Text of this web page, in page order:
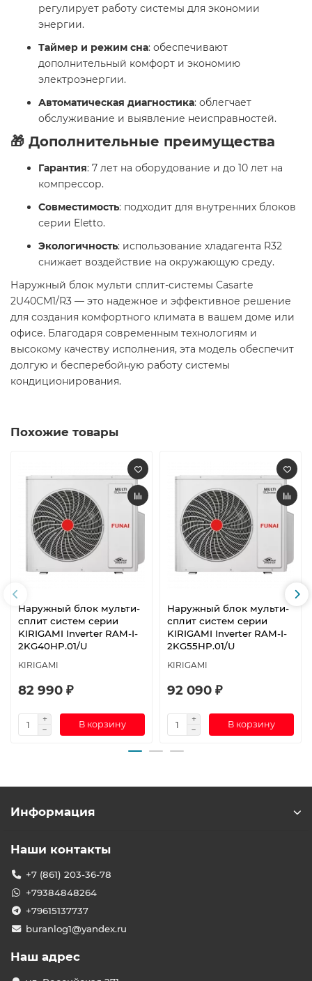
регулирует работу системы для экономии
энергии.
Таймер и режим сна: обеспечивают
дополнительный комфорт и экономию
электроэнергии.
Автоматическая диагностика: облегчает
обслуживание и выявление неисправностей.
🎁 Дополнительные преимущества
Гарантия: 7 лет на оборудование и до 10 лет на
компрессор.
Совместимость: подходит для внутренних блоков
серии Eletto.
Экологичность: использование хладагента R32
снижает воздействие на окружающую среду.
Наружный блок мульти сплит-системы Casarte
2U40CM1/R3 — это надежное и эффективное решение
для создания комфортного климата в вашем доме или
офисе. Благодаря современным технологиям и
высокому качеству исполнения, эта модель обеспечит
долгую и бесперебойную работу системы
кондиционирования.
Похожие товары
Наружный блок мульти-
сплит систем серии
KIRIGAMI Inverter RAM-I-
2KG40HP.01/U
KIRIGAMI
82 990 ₽
В корзину
Наружный блок мульти-
сплит систем серии
KIRIGAMI Inverter RAM-I-
2KG55HP.01/U
KIRIGAMI
92 090 ₽
В корзину
Информация
Наши контакты
+7 (861) 203-36-78
+79384848264
+79615137737
buranlog1@yandex.ru
Наш адрес